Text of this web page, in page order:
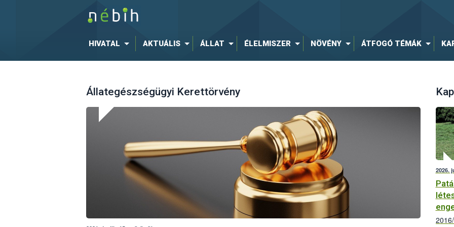
HIVATAL AKTUÁLIS ÁLLAT ÉLELMISZER NÖVÉNY ÁTFOGÓ TÉMÁK
Állategészségügyi Kerettörvény
2026.